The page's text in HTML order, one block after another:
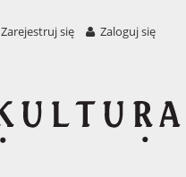
Zarejestruj się Zaloguj się